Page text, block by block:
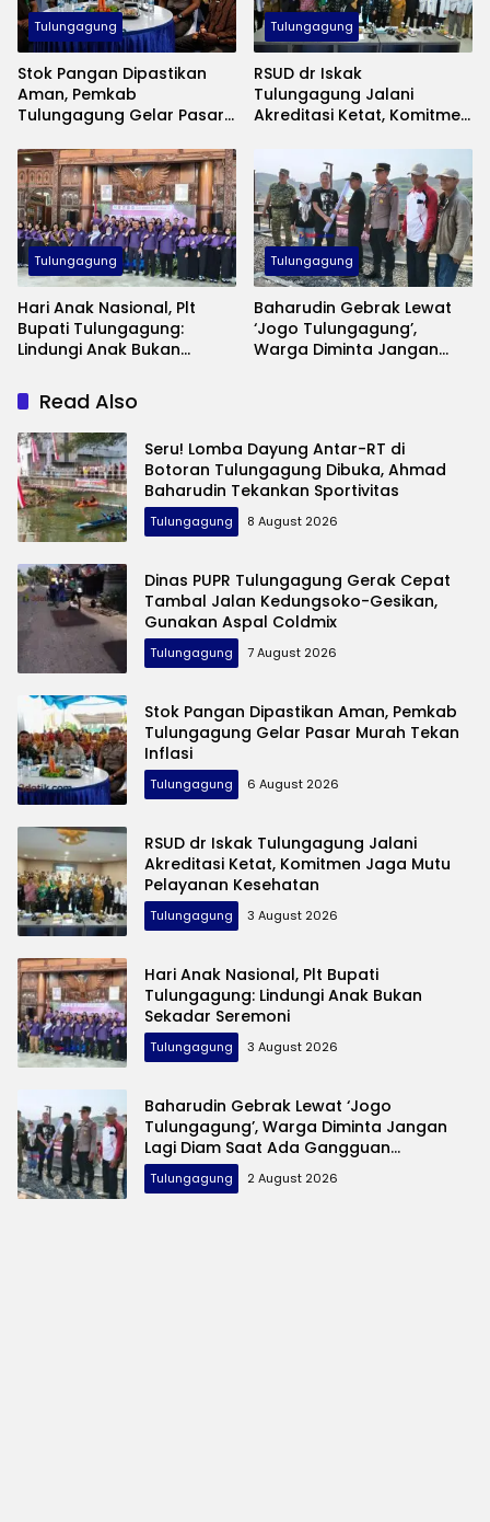
Tulungagung
Stok Pangan Dipastikan
Aman, Pemkab
Tulungagung Gelar Pasar
Tulungagung
RSUD dr Iskak
Tulungagung Jalani
Akreditasi Ketat, Komitmen
Kesehatan
Tulungagung
Hari Anak Nasional, Plt
Bupati Tulungagung:
Lindungi Anak Bukan
Tulungagung
Baharudin Gebrak Lewat
‘Jogo Tulungagung’,
Warga Diminta Jangan
Read Also
Seru! Lomba Dayung Antar-RT di
Botoran Tulungagung Dibuka, Ahmad
Baharudin Tekankan Sportivitas
Tulungagung 8 August 2026
Dinas PUPR Tulungagung Gerak Cepat
Tambal Jalan Kedungsoko-Gesikan,
Gunakan Aspal Coldmix
Tulungagung 7 August 2026
Stok Pangan Dipastikan Aman, Pemkab
Tulungagung Gelar Pasar Murah Tekan
Inflasi
Tulungagung 6 August 2026
RSUD dr Iskak Tulungagung Jalani
Akreditasi Ketat, Komitmen Jaga Mutu
Pelayanan Kesehatan
Tulungagung 3 August 2026
Hari Anak Nasional, Plt Bupati
Tulungagung: Lindungi Anak Bukan
Sekadar Seremoni
Tulungagung 3 August 2026
Baharudin Gebrak Lewat ‘Jogo
Tulungagung’, Warga Diminta Jangan
Lagi Diam Saat Ada Gangguan
Keamanan
Tulungagung 2 August 2026